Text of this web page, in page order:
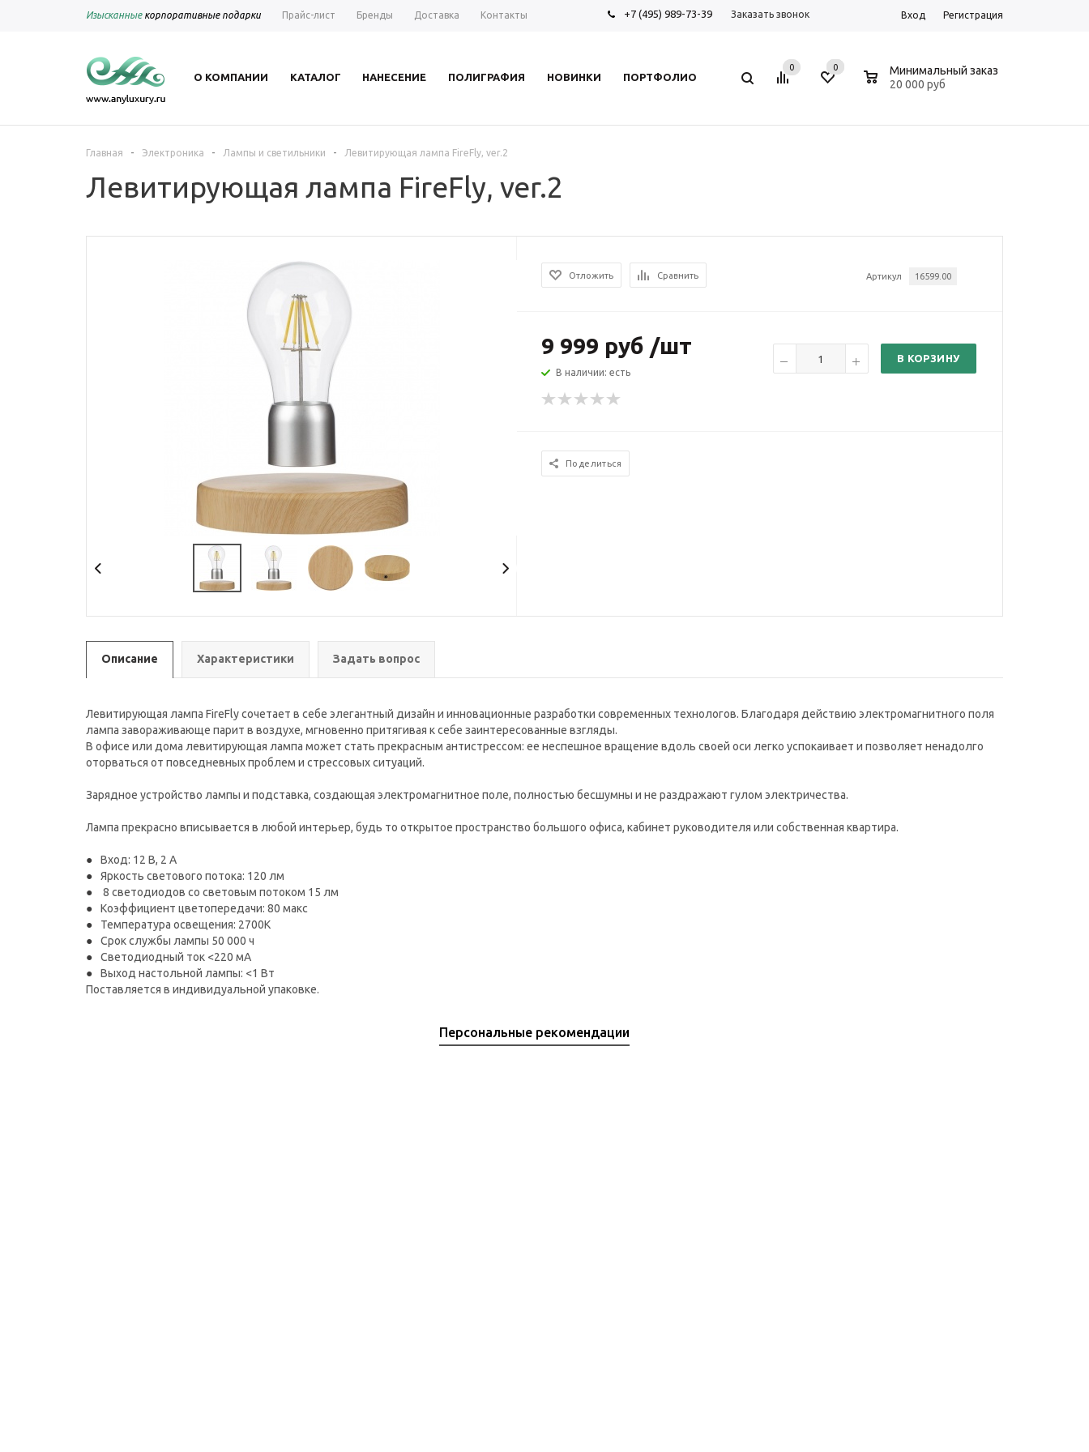
Изысканныекорпоративные подарки Прайс-лист Бренды Доставка Контакты +7 (495) 989-73-39 Заказать звонок Вход Регистрация
О КОМПАНИИ КАТАЛОГ НАНЕСЕНИЕ ПОЛИГРАФИЯ НОВИНКИ ПОРТФОЛИО
0 0
Минимальный заказ
20 000 руб
Главная - Электроника - Лампы и светильники - Левитирующая лампа FireFly, ver.2
Левитирующая лампа FireFly, ver.2
Артикул 16599.00
Отложить Сравнить
9 999 руб /шт
В наличии: есть
В КОРЗИНУ
Поделиться
Описание Характеристики Задать вопрос
Левитирующая лампа FireFly сочетает в себе элегантный дизайн и инновационные разработки современных технологов. Благодаря действию электромагнитного поля
лампа завораживающе парит в воздухе, мгновенно притягивая к себе заинтересованные взгляды.
В офисе или дома левитирующая лампа может стать прекрасным антистрессом: ее неспешное вращение вдоль своей оси легко успокаивает и позволяет ненадолго
оторваться от повседневных проблем и стрессовых ситуаций.
Зарядное устройство лампы и подставка, создающая электромагнитное поле, полностью бесшумны и не раздражают гулом электричества.
Лампа прекрасно вписывается в любой интерьер, будь то открытое пространство большого офиса, кабинет руководителя или собственная квартира.
Вход: 12 В, 2 A
Яркость светового потока: 120 лм
8 светодиодов со световым потоком 15 лм
Коэффициент цветопередачи: 80 макс
Температура освещения: 2700K
Срок службы лампы 50 000 ч
Светодиодный ток <220 мА
Выход настольной лампы: <1 Вт
Поставляется в индивидуальной упаковке.
Персональные рекомендации